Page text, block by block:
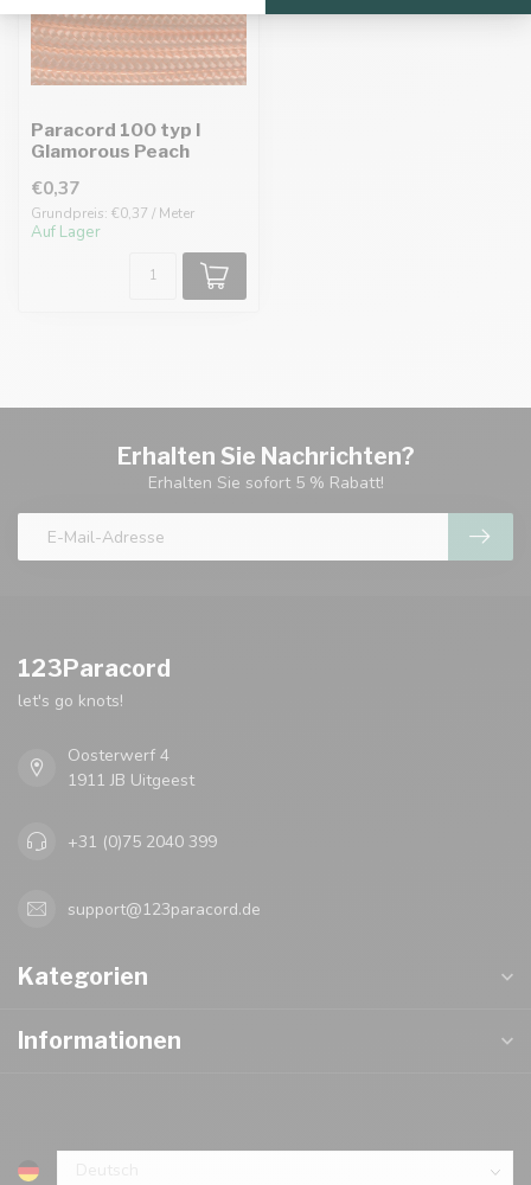
Paracord 100 typ I
Glamorous Peach
€0,37
Grundpreis: €0,37 / Meter
Auf Lager
Erhalten Sie Nachrichten?
Erhalten Sie sofort 5 % Rabatt!
123Paracord
let's go knots!
Oosterwerf 4
1911 JB Uitgeest
+31 (0)75 2040 399
support@123paracord.de
Kategorien
Informationen